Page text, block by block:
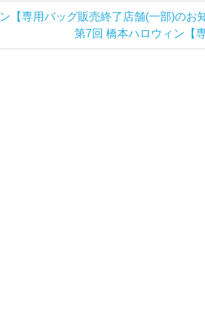
【専用バッグ販売終了店舗(一部)のお
次
の
第7回 橋本ハロウィン【